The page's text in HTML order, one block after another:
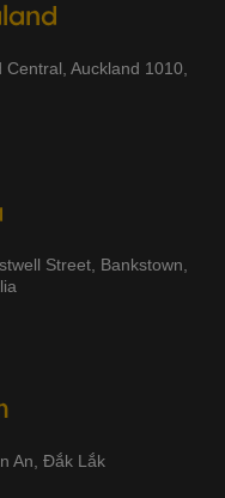
Auckland 1010,
Street, Bankstown,
An, Đắk Lắk